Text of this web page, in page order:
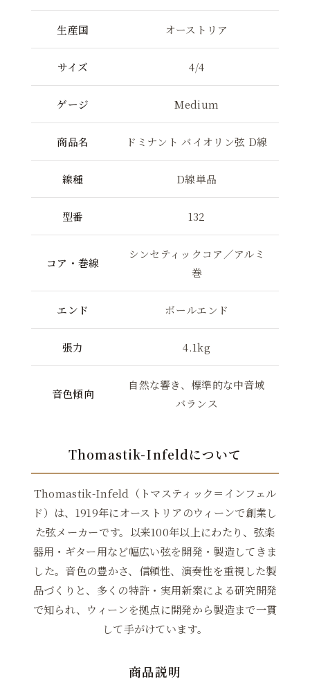
生産国 オーストリア
サイズ 4/4
ゲージ Medium
商品名 ドミナント バイオリン弦 D線
線種 D線単品
型番 132
コア・巻線
シンセティックコア／アルミ
巻
エンド ボールエンド
張力 4.1kg
音色傾向
自然な響き、標準的な中音域
バランス
Thomastik-Infeldについて
Thomastik-Infeld（トマスティック＝インフェル
ド）は、1919年にオーストリアのウィーンで創業し
た弦メーカーです。以来100年以上にわたり、弦楽
器用・ギター用など幅広い弦を開発・製造してきま
した。音色の豊かさ、信頼性、演奏性を重視した製
品づくりと、多くの特許・実用新案による研究開発
で知られ、ウィーンを拠点に開発から製造まで一貫
して手がけています。
商品説明